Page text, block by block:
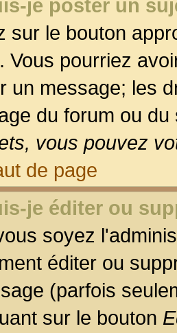
je poster un
sur le bouton
Vous pourriez
un message; les
du forum ou
vous pouvez
de page
je éditer ou
soyez
éditer ou
(parfois
sur le bouton